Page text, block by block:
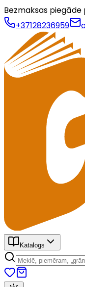
Bezmaksas
+37128236959
Katalogs